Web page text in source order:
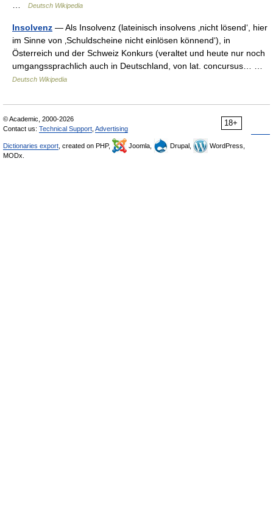
Deutsch Wikipedia
Insolvenz — Als Insolvenz (lateinisch insolvens ‚nicht lösend‘, hier
im Sinne von ‚Schuldscheine nicht einlösen könnend‘), in
Österreich und der Schweiz Konkurs (veraltet und heute nur noch
umgangssprachlich auch in Deutschland, von lat. concursus… …
Deutsch Wikipedia
18+
© Academic, 2000-2026
Contact us: Technical Support Advertising
Dictionaries export , created on PHP, Joomla, Drupal,
WordPress,
MODx.